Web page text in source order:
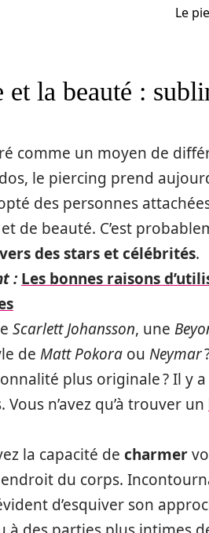
Le
et la beauté :
comme un moyen de
le piercing prend
des personnes
de beauté. C’est
des stars et célébrités.
: Les bonnes raisons
Scarlett Johansson, une
de Matt Pokora ou Neymar
plus originale ? Il y
n’avez qu’à trouver un
la capacité de charmer
endroit du corps.
d’esquiver son